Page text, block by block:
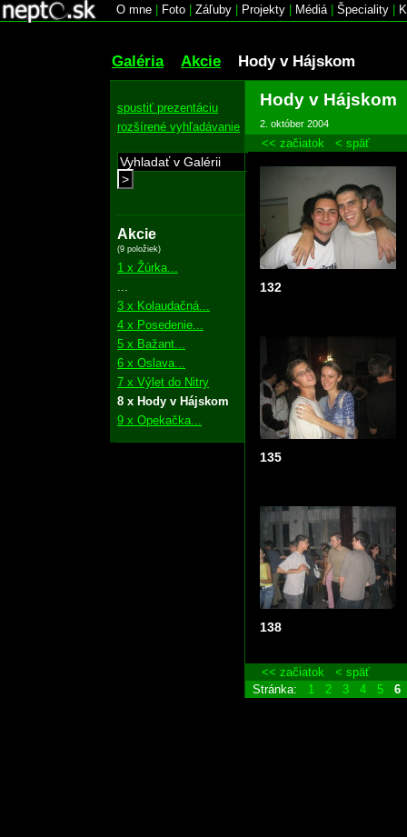
O mne Foto Záľuby Projekty Médiá| Špeciality
Galéria Akcie Hody v Hájskom
spustiť prezentáciu
rozšírené vyhľadávanie
>
Akcie
(9 položiek)
1 x Žúrka...
3 x Kolaudačná...
4 x Posedenie...
5 x Bažant...
6 x Oslava...
7 x Výlet do Nitry
8 x Hody v Hájskom
9 x Opekačka...
Hody v Hájskom
2. október 2004
<< začiatok < späť
132
135
138
<< začiatok
< späť
Stránka:
1 2 3 4 5 6